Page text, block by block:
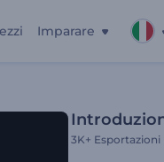
Imparare
3K+ Esportazioni